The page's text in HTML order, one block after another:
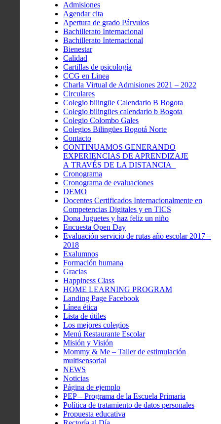
Admisiones
Agendar cita
Apertura de grado Párvulos
Bachillerato Internacional
Bachillerato Internacional
Bienestar
Calidad
Cartillas de psicología
CCG en Linea
Charla Virtual de Admisiones 2021 – 2022
Circulares
Colegio bilingüe Calendario B Bogota
Colegio bilingües calendario b Bogota
Colegio Colombo Gales
Colegios Bilingües Bogotá Norte
Contacto
CONTINUAMOS GENERANDO
EXPERIENCIAS DE APRENDIZAJE
A TRAVÉS DE LA DISTANCIA
Cronograma
Cronograma de evaluaciones
DEMO
Docentes Certificados Internacionalmente en
Competencias Digitales y en TICS
Dona Juguetes y haz feliz un niño
Encuesta Open Day
Evaluación servicio de rutas año escolar 2017 –
2018
Exalumnos
Formación humana
Gracias
Happiness Class
HOME LEARNING PROGRAM
Landing Page Facebook
Línea ética
Lista de útiles
Los mejores colegios
Menú Restaurante Escolar
Misión y Visión
Mommy & Me – Taller de estimulación
multisensorial
NEWS
Noticias
Página de ejemplo
PEP – Programa de la Escuela Primaria
Política de tratamiento de datos personales
Propuesta educativa